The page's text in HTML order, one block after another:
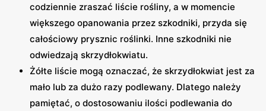
codziennie zraszać liście rośliny, a w momencie
większego opanowania przez szkodniki, przyda się
całościowy prysznic roślinki. Inne szkodniki nie
odwiedzają skrzydłokwiatu.
Żółte liście mogą oznaczać, że skrzydłokwiat jest za
mało lub za dużo razy podlewany. Dlatego należy
pamiętać, o dostosowaniu ilości podlewania do